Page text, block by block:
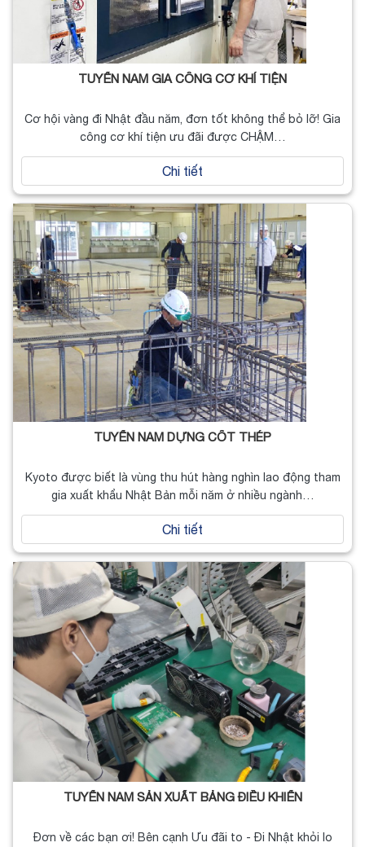
TUYỂN NAM GIA CÔNG CƠ KHÍ TIỆN
Cơ hội vàng đi Nhật đầu năm, đơn tốt không thể bỏ lỡ! Gia
công cơ khí tiện ưu đãi được CHẬM…
Chi tiết
TUYỂN NAM DỰNG CỐT THÉP
Kyoto được biết là vùng thu hút hàng nghìn lao động tham
gia xuất khẩu Nhật Bản mỗi năm ở nhiều ngành…
Chi tiết
TUYỂN NAM SẢN XUẤT BẢNG ĐIỀU KHIỂN
Đơn về các bạn ơi! Bên cạnh Ưu đãi to - Đi Nhật khỏi lo